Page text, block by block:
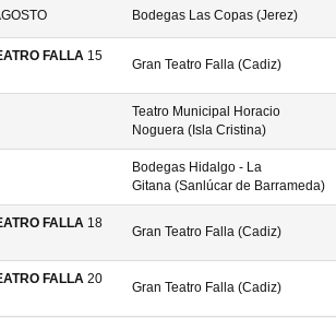
Bodegas Las Copas (Jerez)
FALLA 15
Gran Teatro Falla (Cadiz)
Teatro Municipal Horacio
Noguera (Isla Cristina)
Bodegas Hidalgo - La
Gitana (Sanlúcar de Barrameda)
FALLA 18
Gran Teatro Falla (Cadiz)
FALLA 20
Gran Teatro Falla (Cadiz)